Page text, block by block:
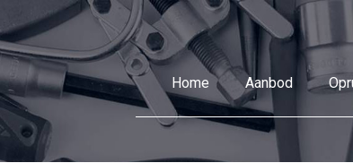
Home Aanbod